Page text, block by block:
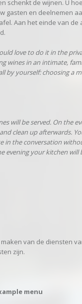
schenkt de wijnen. U
gasten en deelnemen
Aan het einde van de
love to do it in the
wines in an intimate,
by yourself: choosing a
will be served. On the
clean up afterwards.
in the conversation
evening your kitchen will
van de diensten
zijn.
menu